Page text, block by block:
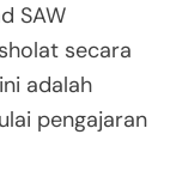
SAW
secara
adalah
pengajaran